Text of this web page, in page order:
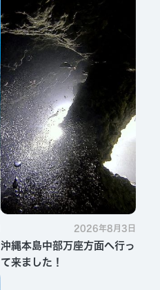
2026年8月3日
沖縄本島中部万座方面へ行っ
て来ました！